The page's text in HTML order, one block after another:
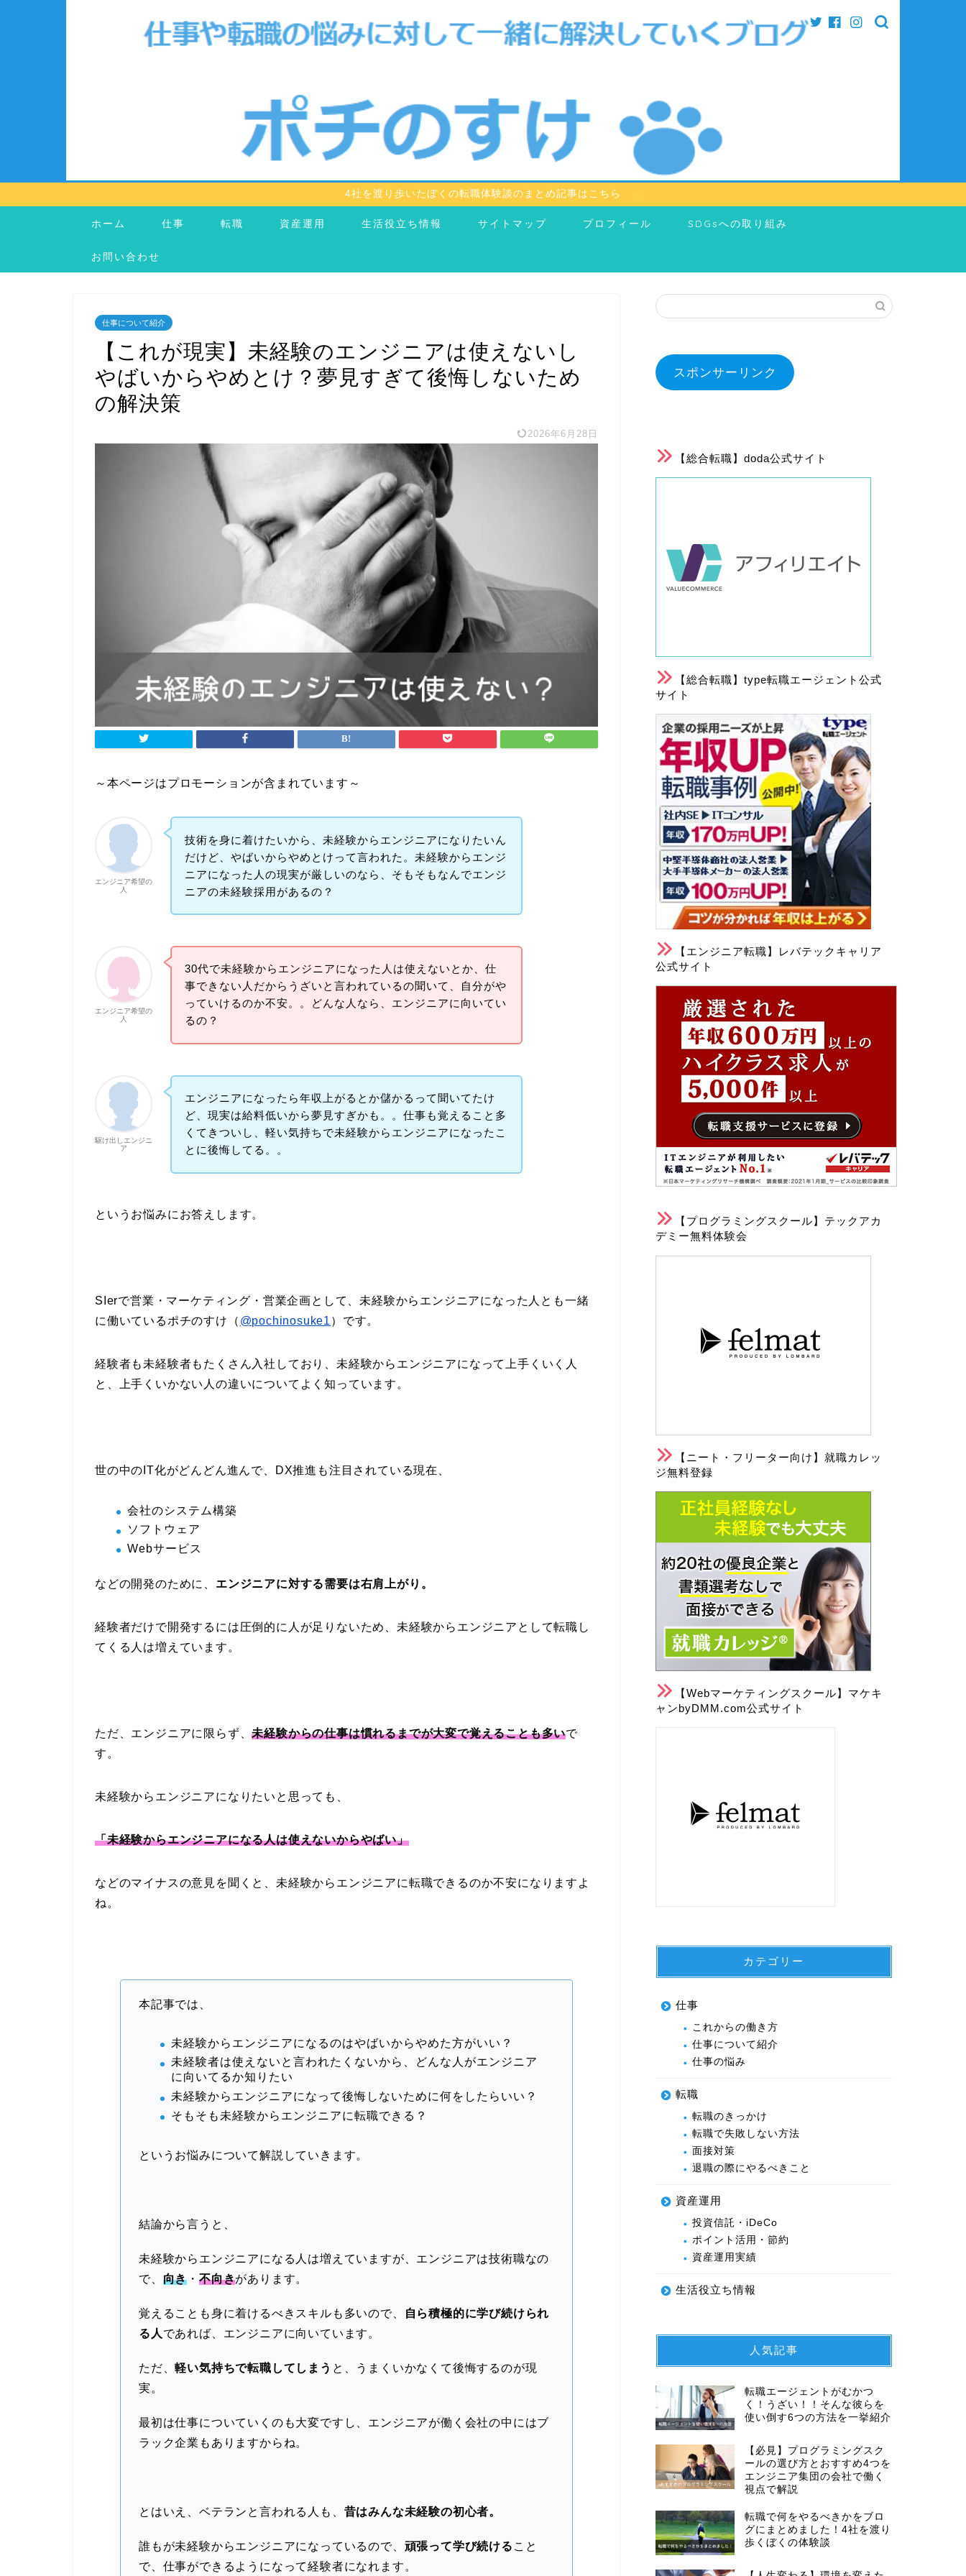
4社を渡り歩いたぼくの転職体験談のまとめ記事はこちら
ホーム 仕事 転職 資産運用 生活役立ち情報 サイトマップ プロフィール SDGsへの取り組み
お問い合わせ
仕事について紹介
【これが現実】未経験のエンジニアは使えないし
やばいからやめとけ？夢見すぎて後悔しないため
の解決策
2026年6月28日
～本ページはプロモーションが含まれています～
エンジニア希望の
人
技術を身に着けたいから、未経験からエンジニアになりたいん
だけど、やばいからやめとけって言われた。未経験からエンジ
ニアになった人の現実が厳しいのなら、そもそもなんでエンジ
ニアの未経験採用があるの？
エンジニア希望の
人
30代で未経験からエンジニアになった人は使えないとか、仕
事できない人だからうざいと言われているの聞いて、自分がや
っていけるのか不安。。どんな人なら、エンジニアに向いてい
るの？
駆け出しエンジニ
ア
エンジニアになったら年収上がるとか儲かるって聞いてたけ
ど、現実は給料低いから夢見すぎかも。。仕事も覚えること多
くてきついし、軽い気持ちで未経験からエンジニアになったこ
とに後悔してる。。
というお悩みにお答えします。
SIerで営業・マーケティング・営業企画として、未経験からエンジニアになった人とも一緒
に働いているポチのすけ（ @pochinosuke1 ）です。
経験者も未経験者もたくさん入社しており、未経験からエンジニアになって上手くいく人
と、上手くいかない人の違いについてよく知っています。
世の中のIT化がどんどん進んで、DX推進も注目されている現在、
会社のシステム構築
ソフトウェア
Webサービス
などの開発のために、 エンジニアに対する需要は右肩上がり。
経験者だけで開発するには圧倒的に人が足りないため、未経験からエンジニアとして転職し
てくる人は増えています。
ただ、エンジニアに限らず、未経験からの仕事は慣れるまでが大変で覚えることも多いで
す。
未経験からエンジニアになりたいと思っても、
「未経験からエンジニアになる人は使えないからやばい」
などのマイナスの意見を聞くと、未経験からエンジニアに転職できるのか不安になりますよ
ね。
本記事では、
未経験からエンジニアになるのはやばいからやめた方がいい？
未経験者は使えないと言われたくないから、どんな人がエンジニア
に向いてるか知りたい
未経験からエンジニアになって後悔しないために何をしたらいい？
そもそも未経験からエンジニアに転職できる？
というお悩みについて解説していきます。
結論から言うと、
未経験からエンジニアになる人は増えていますが、エンジニアは技術職なの
で、 向き ・不向きがあります。
覚えることも身に着けるべきスキルも多いので、
自ら積極的に学び続けられ
る人 であれば、エンジニアに向いています。
ただ、軽い気持ちで転職 してしまう と、うまくいかなくて後悔するのが現
実。
最初は仕事についていくのも大変ですし、エンジニアが働く会社の中にはブ
ラック企業もありますからね。
とはいえ、ベテランと言われる人も、 昔はみんな未経験の初心者。
誰もが未経験からエンジニアになっているので、 頑張って学び続ける こと
で、仕事ができるようになって経験者になれます。
スポンサーリンク
【総合転職】doda公式サイト
【総合転職】type転職エージェント公式
サイト
【エンジニア転職】レバテックキャリア
公式サイト
【プログラミングスクール】テックアカ
デミー無料体験会
【ニート・フリーター向け】就職カレッ
ジ無料登録
【Webマーケティングスクール】マケキ
ャンbyDMM.com公式サイト
カテゴリー
仕事
これからの働き方
仕事について紹介
仕事の悩み
転職
転職のきっかけ
転職で失敗しない方法
面接対策
退職の際にやるべきこと
資産運用
投資信託・iDeCo
ポイント活用・節約
資産運用実績
生活役立ち情報
人気記事
転職エージェントがむかつ
く！うざい！！そんな彼らを
使い倒す6つの方法を一挙紹介
【必見】プログラミングスク
ールの選び方とおすすめ4つを
エンジニア集団の会社で働く
視点で解説
転職で何をやるべきかをブロ
グにまとめました！4社を渡り
歩くぼくの体験談